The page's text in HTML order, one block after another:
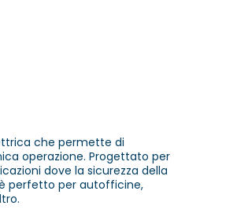
che permette di
operazione. Progettato per
dove la sicurezza della
perfetto per autofficine,